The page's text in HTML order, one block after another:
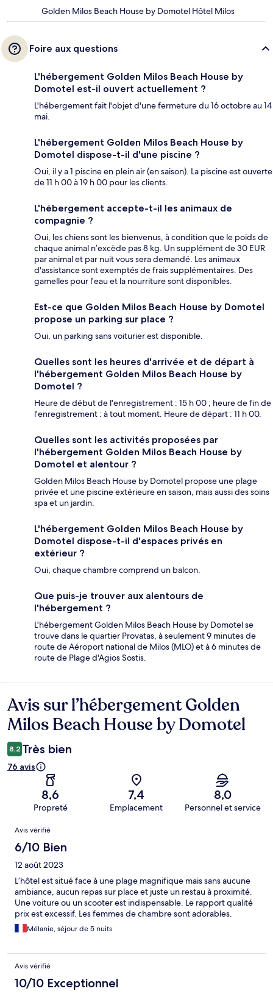
Golden Milos Beach House by Domotel Hôtel Milos
Foire aux questions
L'hébergement Golden Milos Beach House by
Domotel est-il ouvert actuellement ?
L'hébergement fait l'objet d'une fermeture du 16 octobre au 14
mai.
L'hébergement Golden Milos Beach House by
Domotel dispose-t-il d'une piscine ?
Oui, il y a 1 piscine en plein air (en saison). La piscine est ouverte
de 11 h 00 à 19 h 00 pour les clients.
L'hébergement accepte-t-il les animaux de
compagnie ?
Oui, les chiens sont les bienvenus, à condition que le poids de
chaque animal n’excède pas 8 kg. Un supplément de 30 EUR
par animal et par nuit vous sera demandé. Les animaux
d'assistance sont exemptés de frais supplémentaires. Des
gamelles pour l'eau et la nourriture sont disponibles.
Est-ce que Golden Milos Beach House by Domotel
propose un parking sur place ?
Oui, un parking sans voiturier est disponible.
Quelles sont les heures d'arrivée et de départ à
l'hébergement Golden Milos Beach House by
Domotel ?
Heure de début de l'enregistrement : 15 h 00 ; heure de fin de
l'enregistrement : à tout moment. Heure de départ : 11 h 00.
Quelles sont les activités proposées par
l'hébergement Golden Milos Beach House by
Domotel et alentour ?
Golden Milos Beach House by Domotel propose une plage
privée et une piscine extérieure en saison, mais aussi des soins
spa et un jardin.
L'hébergement Golden Milos Beach House by
Domotel dispose-t-il d'espaces privés en
extérieur ?
Oui, chaque chambre comprend un balcon.
Que puis-je trouver aux alentours de
l'hébergement ?
L'hébergement Golden Milos Beach House by Domotel se
trouve dans le quartier Provatas, à seulement 9 minutes de
route de Aéroport national de Milos (MLO) et à 6 minutes de
route de Plage d'Agios Sostis.
Avis
Avis sur l’hébergement Golden
Milos Beach House by Domotel
8,2 Très bien
76 avis
8,6
Propreté
7,4
Emplacement
8,0
Personnel et service
Avis
Avis vérifié
6/10 Bien
12 août 2023
L’hôtel est situé face à une plage magnifique mais sans aucune
ambiance, aucun repas sur place et juste un restau à proximité.
Une voiture ou un scooter est indispensable. Le rapport qualité
prix est excessif. Les femmes de chambre sont adorables.
Mélanie, séjour de 5 nuits
Avis vérifié
10/10 Exceptionnel